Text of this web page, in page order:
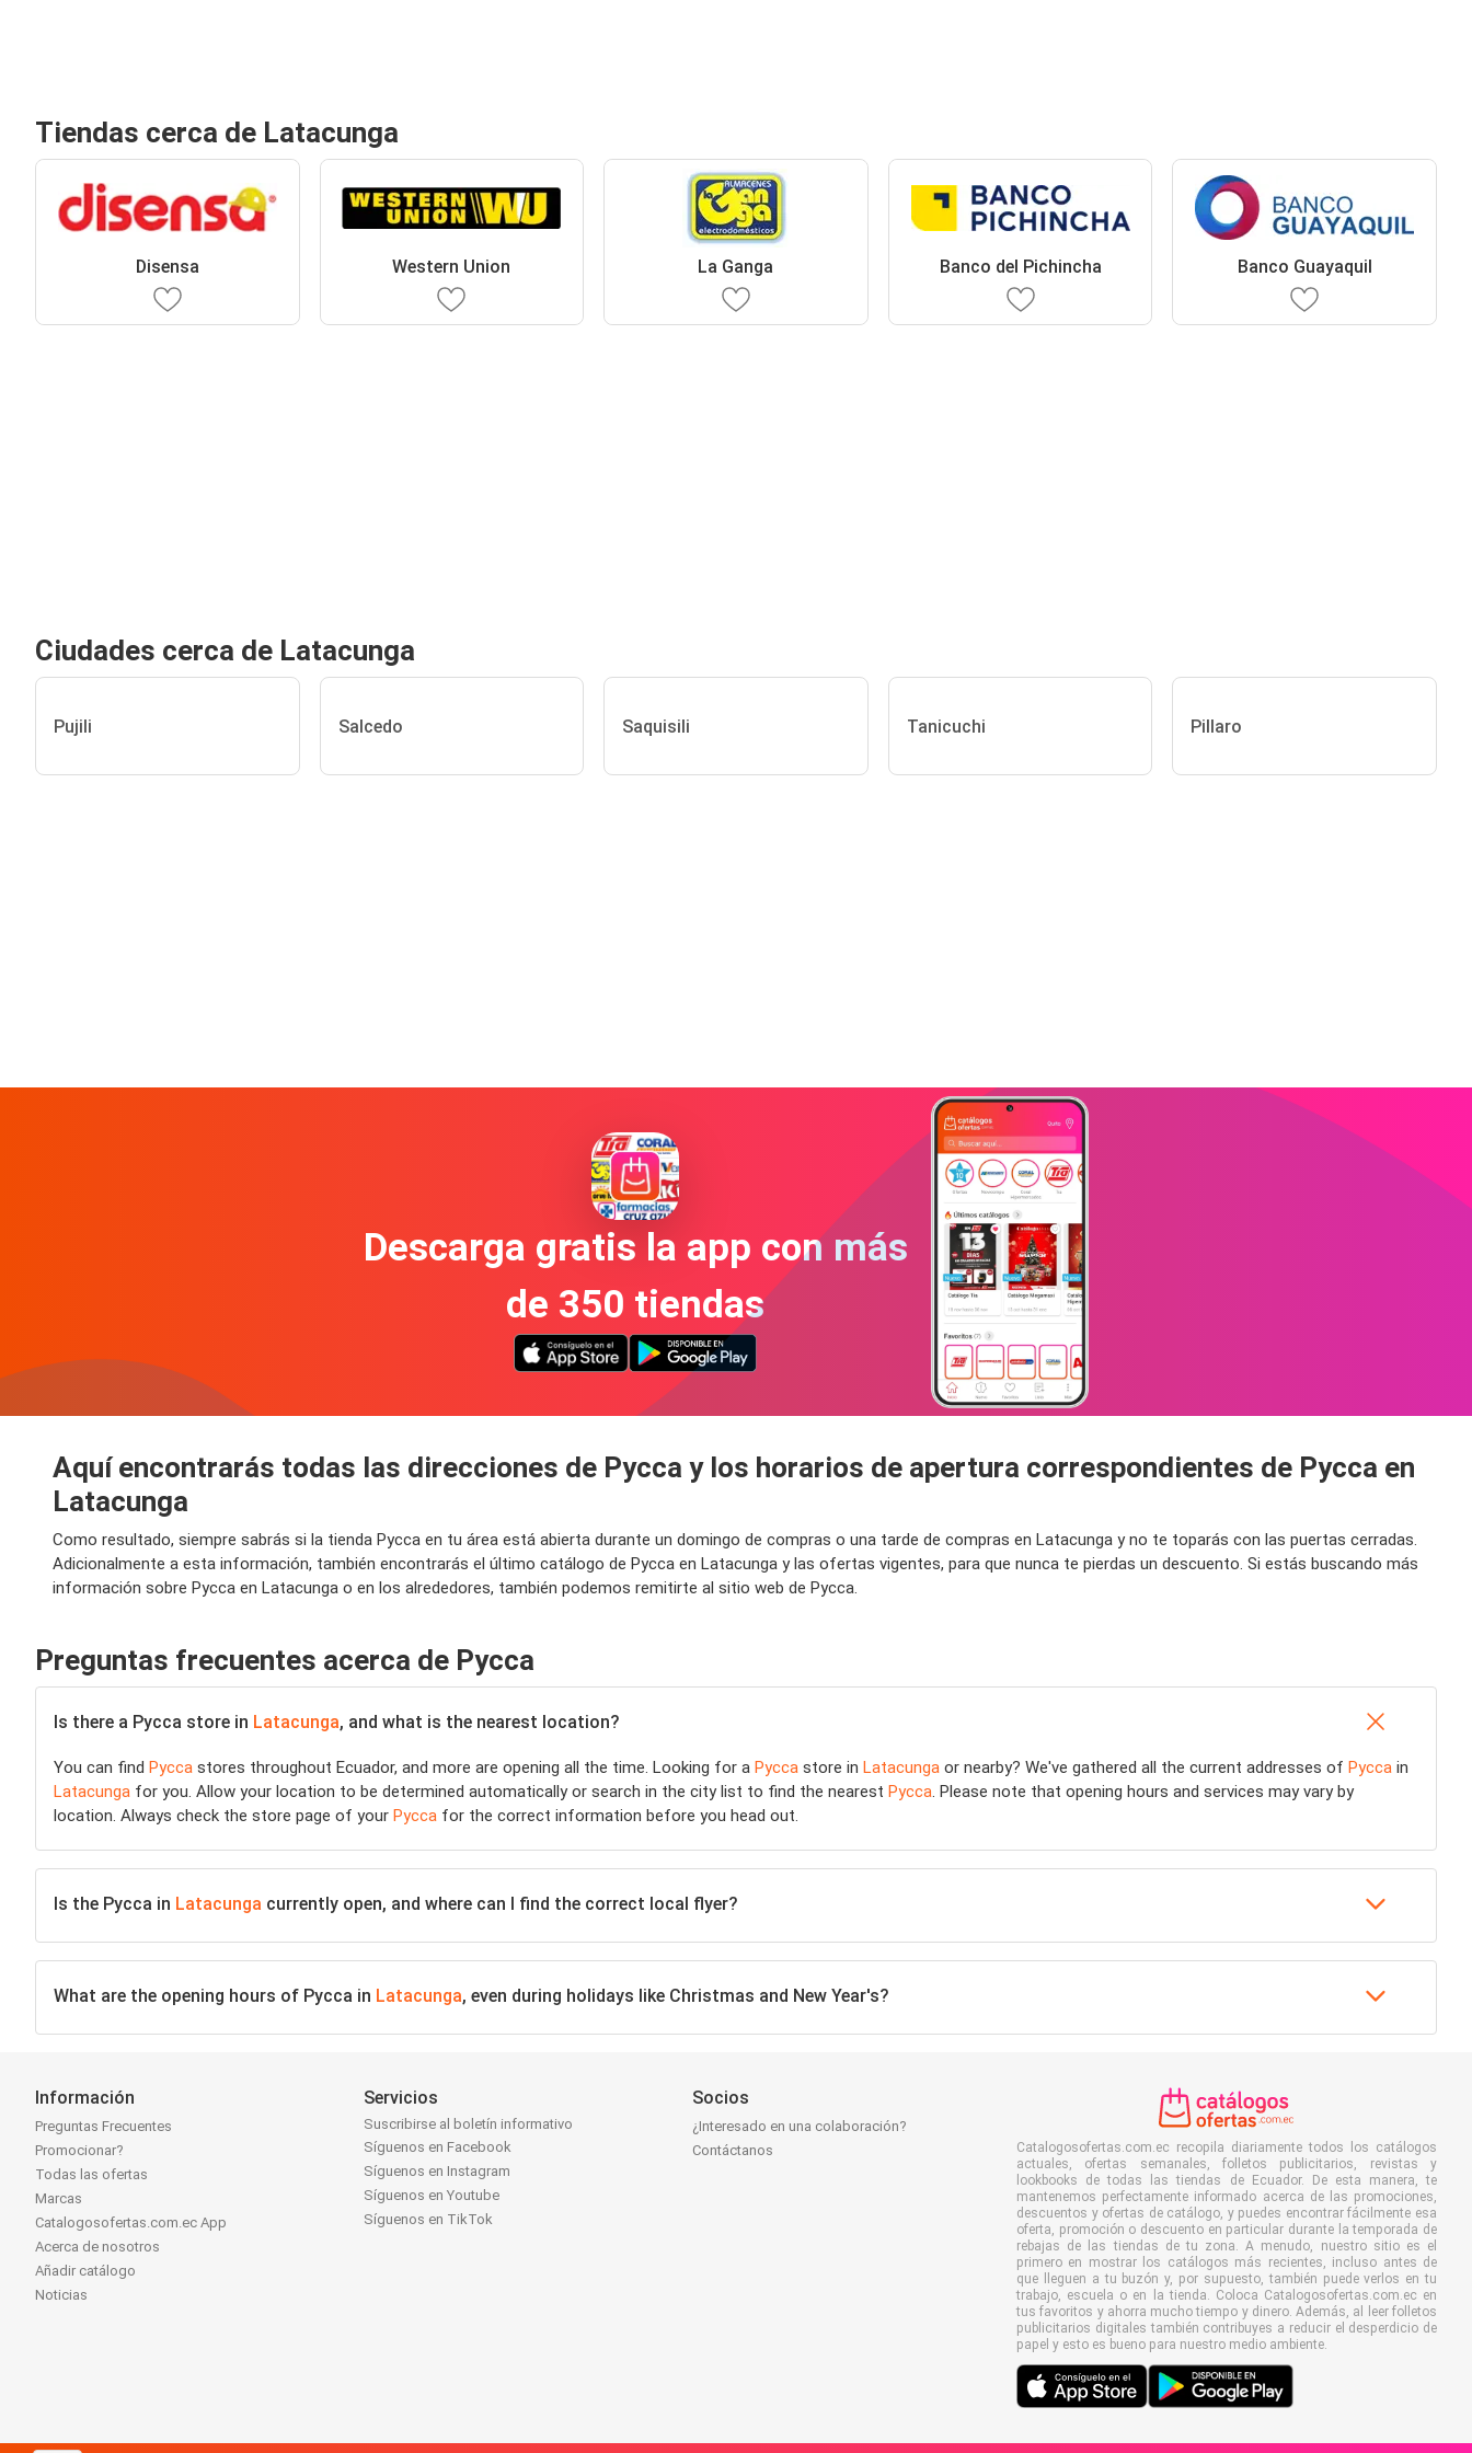
Tiendas cerca de Latacunga
Disensa Western Union La Ganga Banco del Pichincha Banco Guayaquil
Ciudades cerca de Latacunga
Pujili Salcedo Saquisili Tanicuchi Pillaro
Descarga gratis la app con más
de 350 tiendas
Aquí encontrarás todas las direcciones de Pycca y los horarios de apertura correspondientes de Pycca en
Latacunga
Como resultado, siempre sabrás si la tienda Pycca en tu área está abierta durante un domingo de compras o una tarde de compras en Latacunga y no te toparás con las puertas cerradas.
Adicionalmente a esta información, también encontrarás el último catálogo de Pycca en Latacunga y las ofertas vigentes, para que nunca te pierdas un descuento. Si estás buscando más
información sobre Pycca en Latacunga o en los alrededores, también podemos remitirte al sitio web de Pycca.
Preguntas frecuentes acerca de Pycca
Is there a Pycca store in Latacunga, and what is the nearest location?
You can find Pycca stores throughout Ecuador, and more are opening all the time. Looking for a Pycca store in Latacunga or nearby? We've gathered all the current addresses of Pycca in
Latacunga for you. Allow your location to be determined automatically or search in the city list to find the nearest Pycca. Please note that opening hours and services may vary by
location. Always check the store page of your Pycca for the correct information before you head out.
Is the Pycca in Latacunga currently open, and where can I find the correct local flyer?
What are the opening hours of Pycca in Latacunga, even during holidays like Christmas and New Year's?
Información
Preguntas Frecuentes
Promocionar?
Todas las ofertas
Marcas
Catalogosofertas.com.ec App
Acerca de nosotros
Añadir catálogo
Noticias
Servicios
Suscribirse al boletín informativo
Síguenos en Facebook
Síguenos en Instagram
Síguenos en Youtube
Síguenos en TikTok
Socios
¿Interesado en una colaboración?
Contáctanos
Catalogosofertas.com.ec recopila diariamente todos los catálogos
actuales, ofertas semanales, folletos publicitarios, revistas y
lookbooks de todas las tiendas de Ecuador. De esta manera, te
mantenemos perfectamente informado acerca de las promociones,
descuentos y ofertas de catálogo, y puedes encontrar fácilmente esa
oferta, promoción o descuento en particular durante la temporada de
rebajas de las tiendas de tu zona. A menudo, nuestro sitio es el
primero en mostrar los catálogos más recientes, incluso antes de
que lleguen a tu buzón y, por supuesto, también puede verlos en tu
trabajo, escuela o en la tienda. Coloca Catalogosofertas.com.ec en
tus favoritos y ahorra mucho tiempo y dinero. Además, al leer folletos
publicitarios digitales también contribuyes a reducir el desperdicio de
papel y esto es bueno para nuestro medio ambiente.